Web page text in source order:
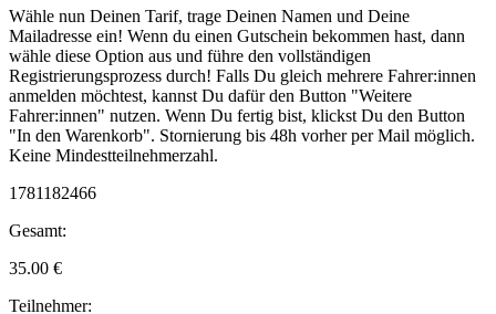
Wähle nun Deinen Tarif, trage Deinen Namen und Deine
Mailadresse ein! Wenn du einen Gutschein bekommen hast, dann
wähle diese Option aus und führe den vollständigen
Registrierungsprozess durch! Falls Du gleich mehrere Fahrer:innen
anmelden möchtest, kannst Du dafür den Button "Weitere
Fahrer:innen" nutzen. Wenn Du fertig bist, klickst Du den Button
"In den Warenkorb". Stornierung bis 48h vorher per Mail möglich.
Keine Mindestteilnehmerzahl.
1781182466
Gesamt:
35.00 €
Teilnehmer: